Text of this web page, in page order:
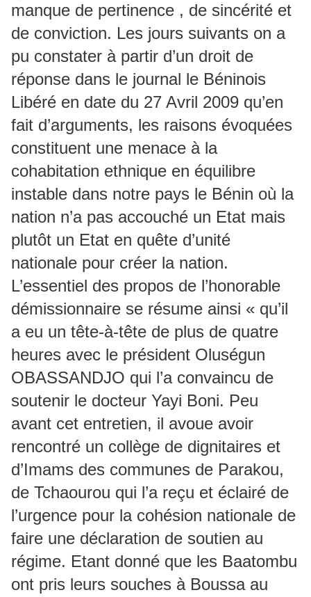
manque de pertinence , de sincérité et
de conviction. Les jours suivants on a
pu constater à partir d’un droit de
réponse dans le journal le Béninois
Libéré en date du 27 Avril 2009 qu’en
fait d’arguments, les raisons évoquées
constituent une menace à la
cohabitation ethnique en équilibre
instable dans notre pays le Bénin où la
nation n’a pas accouché un Etat mais
plutôt un Etat en quête d’unité
nationale pour créer la nation.
L’essentiel des propos de l’honorable
démissionnaire se résume ainsi « qu’il
a eu un tête-à-tête de plus de quatre
heures avec le président Oluségun
OBASSANDJO qui l’a convaincu de
soutenir le docteur Yayi Boni. Peu
avant cet entretien, il avoue avoir
rencontré un collège de dignitaires et
d’Imams des communes de Parakou,
de Tchaourou qui l’a reçu et éclairé de
l’urgence pour la cohésion nationale de
faire une déclaration de soutien au
régime. Etant donné que les Baatombu
ont pris leurs souches à Boussa au